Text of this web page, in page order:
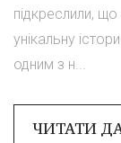
підкреслили, що
унікальну
одним з н...
ЧИТАТИ